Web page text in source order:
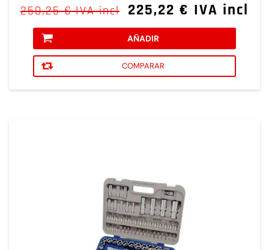
250,25 € IVA incl 225,22 € IVA incl
AÑADIR
COMPARAR